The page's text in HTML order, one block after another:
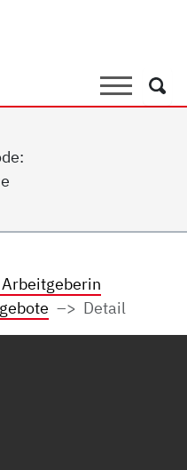
SucheSuche
Arbeitgeberin
Detail